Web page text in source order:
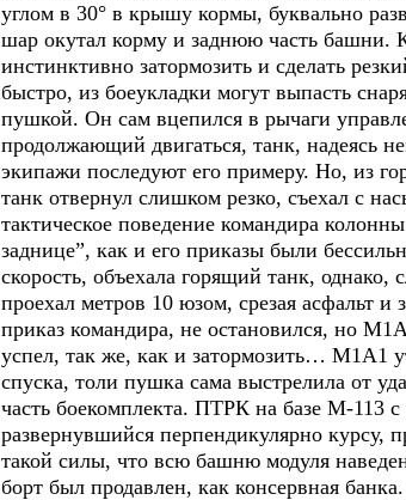
углом в 30° в крышу кормы, буквально
шар окутал корму и заднюю часть башни.
инстинктивно затормозить и сделать
быстро, из боеукладки могут выпасть
пушкой. Он сам вцепился в рычаги
продолжающий двигаться, танк, надеясь
экипажи последуют его примеру. Но, из
танк отвернул слишком резко, съехал с
тактическое поведение командира
заднице”, как и его приказы были
скорость, объехала горящий танк,
проехал метров 10 юзом, срезая асфальт
приказ командира, не остановился, но
успел, так же, как и затормозить… М1А1
спуска, толи пушка сама выстрелила от
часть боекомплекта. ПТРК на базе М-113
развернувшийся перпендикулярно курсу,
такой силы, что всю башню модуля
борт был продавлен, как консервная